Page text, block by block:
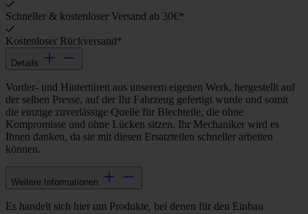
Schneller & kostenloser Versand ab 30€*
Kostenloser Rückversand*
Details
Vorder- und Hintertüren aus unserem eigenen Werk, hergestellt auf
der selben Presse, auf der Ihr Fahrzeug gefertigt wurde und somit
die einzige zuverlässige Quelle für Blechteile, die ohne
Kompromisse und ohne Lücken sitzen. Ihr Mechaniker wird es
Ihnen danken, da sie mit diesen Ersatzteilen schneller arbeiten
können.
Weitere Informationen
Es handelt sich hier um Produkte, bei denen für den Einbau